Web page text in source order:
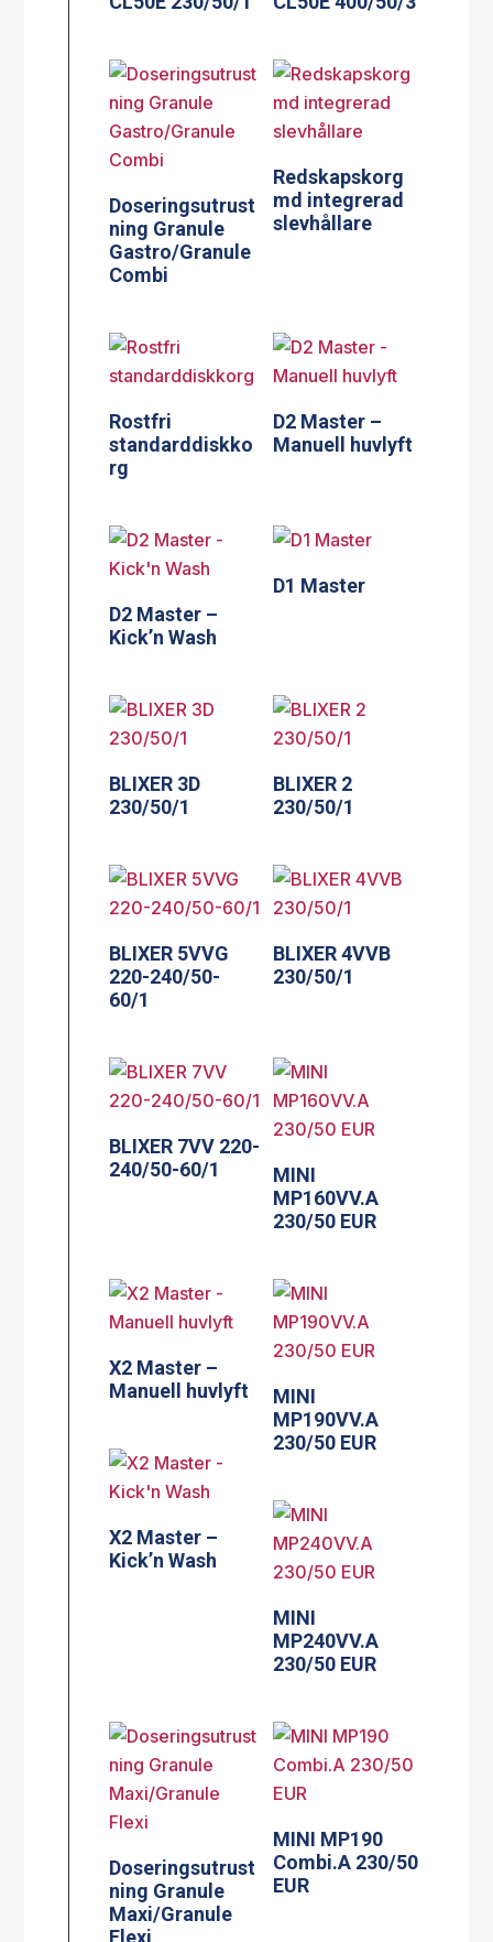
Doseringsutrust
ning Granule
Gastro/Granule
Combi
Redskapskorg
md integrerad
slevhållare
Rostfri
standarddiskko
rg
D2 Master –
Manuell huvlyft
D2 Master –
Kick’n Wash
D1 Master
BLIXER 3D
230/50/1
BLIXER 2
230/50/1
BLIXER 5VVG
220-240/50-
60/1
BLIXER 4VVB
230/50/1
BLIXER 7VV 220-
240/50-60/1
MINI
MP160VV.A
230/50 EUR
X2 Master –
Manuell huvlyft
MINI
MP190VV.A
230/50 EUR
X2 Master –
Kick’n Wash
MINI
MP240VV.A
230/50 EUR
Doseringsutrust
ning Granule
Maxi/Granule
Flexi
MINI MP190
Combi.A 230/50
EUR